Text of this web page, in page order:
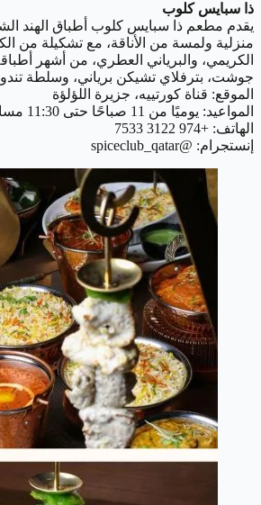
ذا سبايس كلوب
يقدم مطعم ذا سبايس كلوب أطباق الهند
منزلية ولمسة من الأناقة، مع تشكيلة من
الكريمي، والبرياني العطري، من أشهر
جوشت، بترفلاي تشيكن برياني، وسلطة
الموقع: قناة كورتييه، جزيرة اللؤلؤة
المواعيد: يوميًا من 11 صباحًا حتى 11:30 مساءً
الهاتف: +974 3122 7533
إنستجرام: @spiceclub_qatar